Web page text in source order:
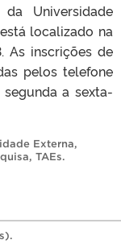
Universidade
localizado na
As inscrições de
pelos telefone
segunda a sexta-
Externa,
, TAEs.